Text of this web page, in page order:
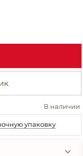
В наличии
упаковку